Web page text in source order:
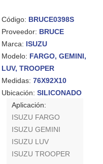
Código: BRUCE0398S
Proveedor: BRUCE
Marca: ISUZU
Modelo: FARGO, GEMINI,
LUV, TROOPER
Medidas:76X92X10
Ubicación:SILICONADO
Aplicación:
ISUZU FARGO
ISUZU GEMINI
ISUZU LUV
ISUZU TROOPER